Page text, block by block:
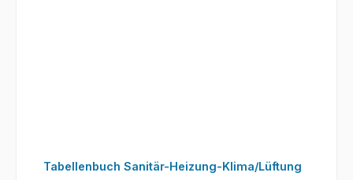
Tabellenbuch Sanitär-Heizung-Klima/Lüftung